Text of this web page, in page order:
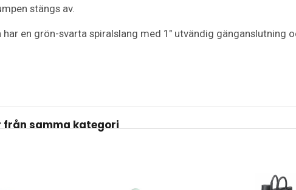
stängs av.
har en grön-svarta spiralslang med 1" utvändig gänganslutning
från samma kategori